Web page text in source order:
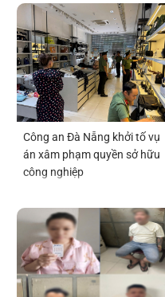
Công an Đà Nẵng khởi tố vụ
án xâm phạm quyền sở hữu
công nghiệp